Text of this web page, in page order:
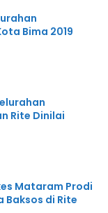
Bima 2019
Rite Dinilai
Mataram Prodi
Baksos di Rite